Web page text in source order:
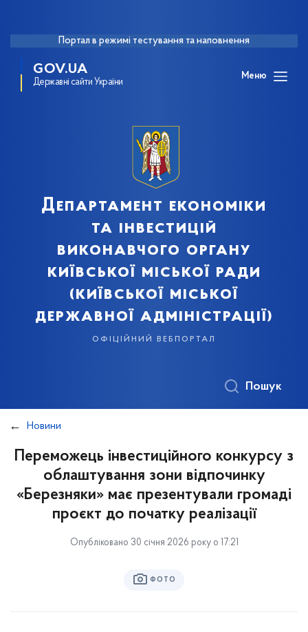
Портал в режимі тестування та наповнення
GOV.UA
Державні сайти України
Меню
Департамент економіки
та інвестицій
виконавчого органу
київської міської ради
(київської міської
державної адміністрації)
офіційний вебпортал
Пошук
Новини
Переможець інвестиційного конкурсу з
облаштування зони відпочинку
«Березняки» має презентували громаді
проєкт до початку реалізації
Опубліковано 30 січня 2026 року о 17:21
ФОТО